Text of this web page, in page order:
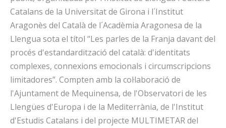
Catalans de la Universitat de Girona i l´Institut
Aragonès del Català de l´Acadèmia Aragonesa de la
Llengua sota el títol “Les parles de la Franja davant del
procés d'estandardització del català: d'identitats
complexes, connexions emocionals i circumscripcions
limitadores”. Compten amb la col·laboració de
l'Ajuntament de Mequinensa, de l'Observatori de les
Llengües d'Europa i de la Mediterrània, de l'Institut
d'Estudis Catalans i del projecte MULTIMETAR del